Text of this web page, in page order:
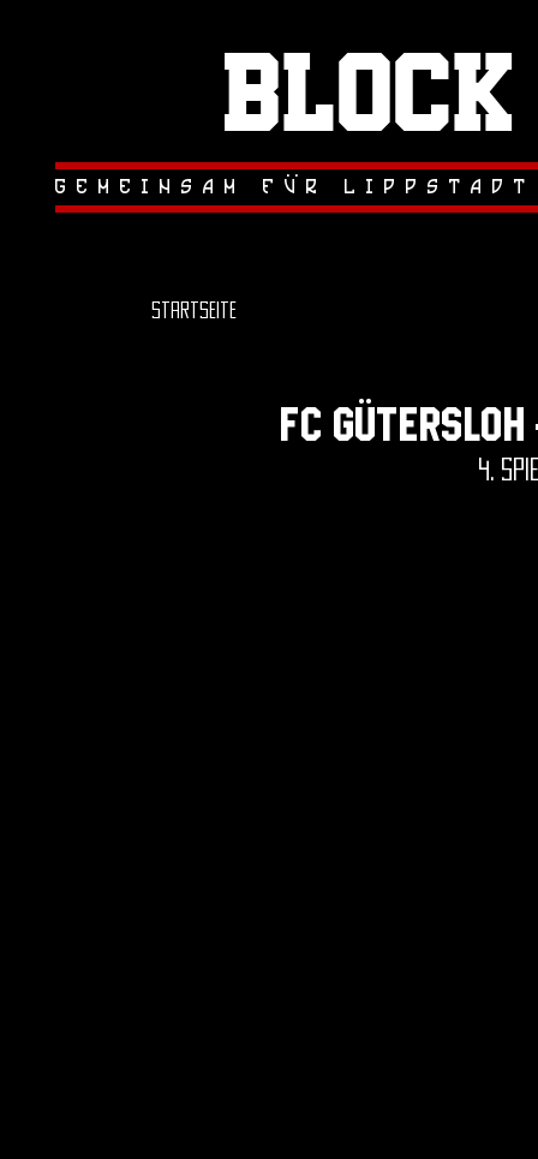
FC
4.
Block
gemeinsam fur
..
Startseite